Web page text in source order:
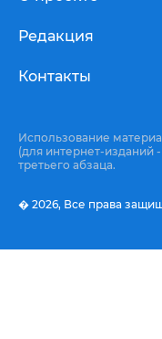
Редакция
Контакты
Использование
(для интернет-изданий
третьего абзаца.
� 2026, Все права